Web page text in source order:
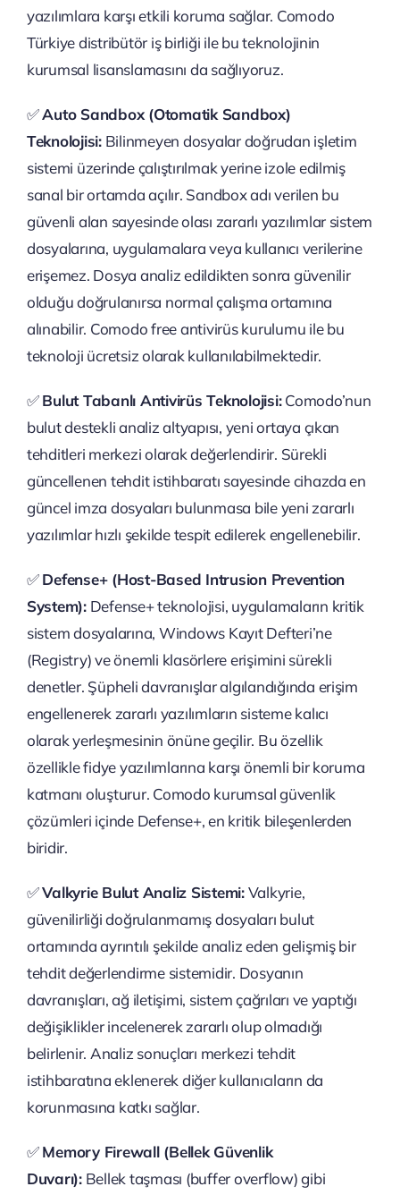
yazılımlara karşı etkili koruma sağlar. Comodo
Türkiye distribütör iş birliği ile bu teknolojinin
kurumsal lisanslamasını da sağlıyoruz.
✅Auto Sandbox (Otomatik Sandbox)
Teknolojisi:Bilinmeyen dosyalar doğrudan işletim
sistemi üzerinde çalıştırılmak yerine izole edilmiş
sanal bir ortamda açılır. Sandbox adı verilen bu
güvenli alan sayesinde olası zararlı yazılımlar sistem
dosyalarına, uygulamalara veya kullanıcı verilerine
erişemez. Dosya analiz edildikten sonra güvenilir
olduğu doğrulanırsa normal çalışma ortamına
alınabilir. Comodo free antivirüs kurulumu ile bu
teknoloji ücretsiz olarak kullanılabilmektedir.
✅Bulut Tabanlı Antivirüs Teknolojisi:Comodo’nun
bulut destekli analiz altyapısı, yeni ortaya çıkan
tehditleri merkezi olarak değerlendirir. Sürekli
güncellenen tehdit istihbaratı sayesinde cihazda en
güncel imza dosyaları bulunmasa bile yeni zararlı
yazılımlar hızlı şekilde tespit edilerek engellenebilir.
✅Defense+ (Host-Based Intrusion Prevention
System):Defense+ teknolojisi, uygulamaların kritik
sistem dosyalarına, Windows Kayıt Defteri’ne
(Registry) ve önemli klasörlere erişimini sürekli
denetler. Şüpheli davranışlar algılandığında erişim
engellenerek zararlı yazılımların sisteme kalıcı
olarak yerleşmesinin önüne geçilir. Bu özellik
özellikle fidye yazılımlarına karşı önemli bir koruma
katmanı oluşturur. Comodo kurumsal güvenlik
çözümleri içinde Defense+, en kritik bileşenlerden
biridir.
✅Valkyrie Bulut Analiz Sistemi:Valkyrie,
güvenilirliği doğrulanmamış dosyaları bulut
ortamında ayrıntılı şekilde analiz eden gelişmiş bir
tehdit değerlendirme sistemidir. Dosyanın
davranışları, ağ iletişimi, sistem çağrıları ve yaptığı
değişiklikler incelenerek zararlı olup olmadığı
belirlenir. Analiz sonuçları merkezi tehdit
istihbaratına eklenerek diğer kullanıcıların da
korunmasına katkı sağlar.
✅Memory Firewall (Bellek Güvenlik
Duvarı):Bellek taşması (buffer overflow) gibi